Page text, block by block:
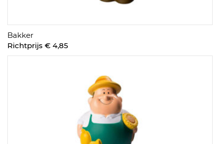
Bakker
Richtprijs € 4,85